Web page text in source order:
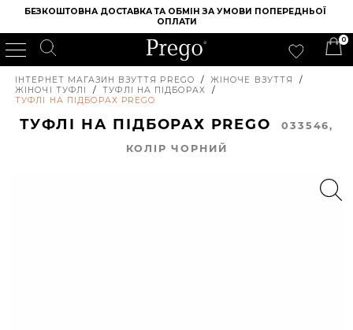
БЕЗКОШТОВНА ДОСТАВКА ТА ОБМІН ЗА УМОВИ ПОПЕРЕДНЬОЇ
ОПЛАТИ
0
ІНТЕРНЕТ МАГАЗИН ВЗУТТЯ PREGO / ЖІНОЧЕ ВЗУТТЯ
/
ЖІНОЧІ ТУФЛІ
/ ТУФЛІ НА ПІДБОРАХ
/
ТУФЛІ НА ПІДБОРАХ PREGO
ТУФЛІ НА ПІДБОРАХ PREGO033546,
КОЛIР ЧОРНИЙ